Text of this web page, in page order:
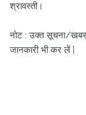
श्रावस्ती।
नोट : उक्त सूचना/
जानकारी भी कर लें |